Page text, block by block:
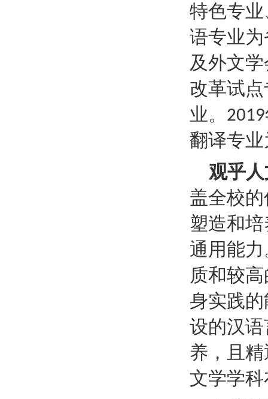
特色专
语专业
及外文
改革试
业。 2019
翻译专
观乎
盖全校
塑造和
通用能
质和较
身实践
设的汉
养，且
文学学